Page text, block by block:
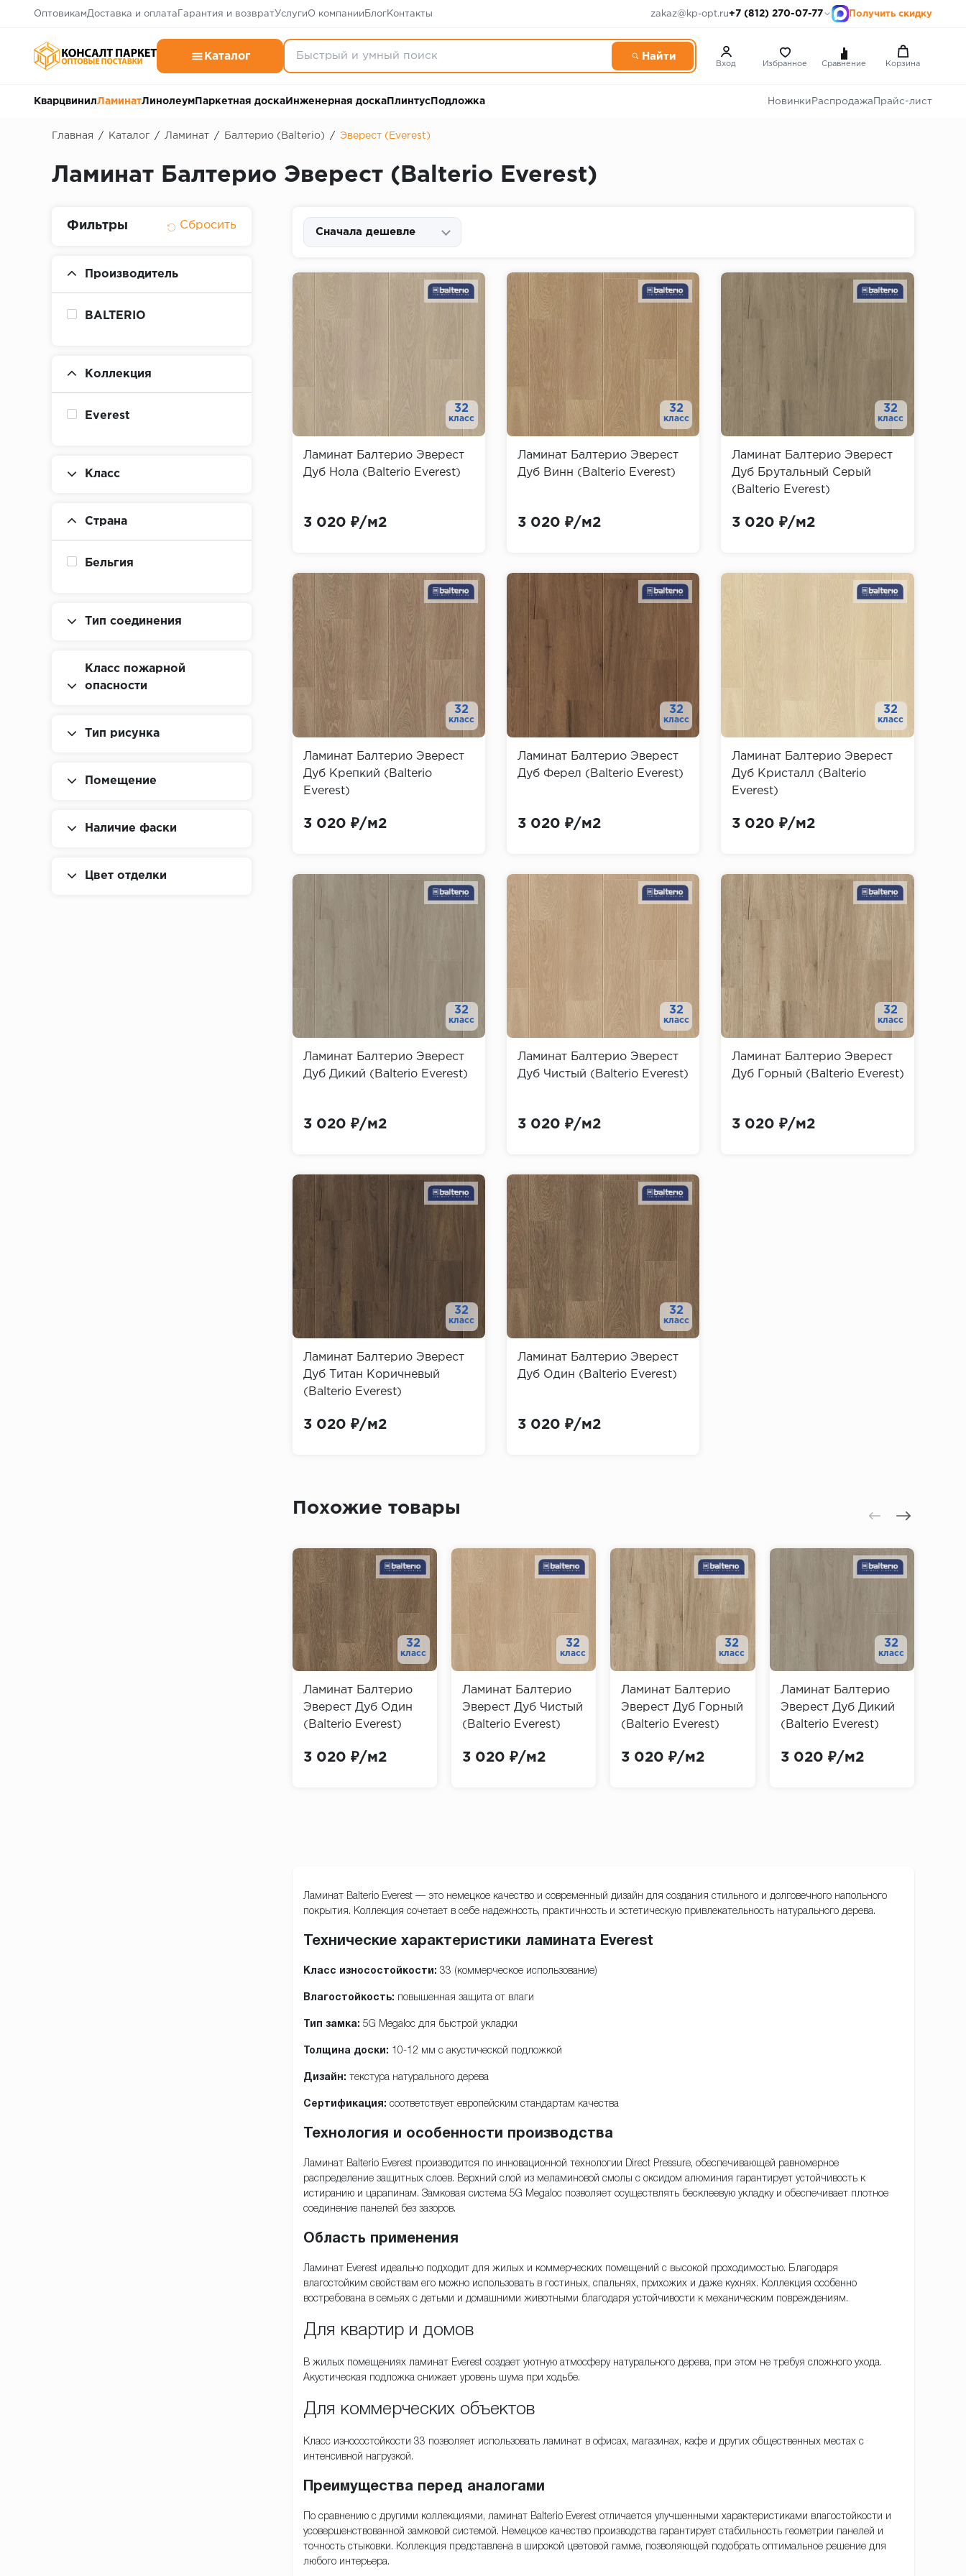
ОптовикамДоставка и оплата Гарантия и возвратУслугиО компании БлогКонтакты zakaz@kp-opt.ru+7 (812) 270-07-77 Получить скидку
Каталог
Вход Избранное Сравнение Корзина
КварцвинилЛаминатЛинолеум Паркетная доска Инженерная доска Плинтус Подложка Новинки Распродажа Прайс-лист
Главная / Каталог / Ламинат / Балтерио (Balterio) / Эверест (Everest)
Ламинат Балтерио Эверест (Balterio Everest)
Фильтры
Производитель
BALTERIO
Коллекция
Everest
Класс
Страна
Бельгия
Тип соединения
Класс пожарной
опасности
Тип рисунка
Помещение
Наличие фаски
Цвет отделки
Сначала дешевле
32
класс
Ламинат Балтерио Эверест
Дуб Нола (Balterio Everest)
3 020 ₽/м2
32
класс
Ламинат Балтерио Эверест
Дуб Винн (Balterio Everest)
3 020 ₽/м2
32
класс
Ламинат Балтерио Эверест
Дуб Брутальный Серый
(Balterio Everest)
3 020 ₽/м2
32
класс
Ламинат Балтерио Эверест
Дуб Крепкий (Balterio
Everest)
3 020 ₽/м2
32
класс
Ламинат Балтерио Эверест
Дуб Ферел (Balterio Everest)
3 020 ₽/м2
32
класс
Ламинат Балтерио Эверест
Дуб Кристалл (Balterio
Everest)
3 020 ₽/м2
32
класс
Ламинат Балтерио Эверест
Дуб Дикий (Balterio Everest)
3 020 ₽/м2
32
класс
Ламинат Балтерио Эверест
Дуб Чистый (Balterio Everest)
3 020 ₽/м2
32
класс
Ламинат Балтерио Эверест
Дуб Горный (Balterio Everest)
3 020 ₽/м2
32
класс
Ламинат Балтерио Эверест
Дуб Титан Коричневый
(Balterio Everest)
3 020 ₽/м2
32
класс
Ламинат Балтерио Эверест
Дуб Один (Balterio Everest)
3 020 ₽/м2
Похожие товары
32
класс
Ламинат Балтерио
Эверест Дуб Один
(Balterio Everest)
3 020 ₽/м2
32
класс
Ламинат Балтерио
Эверест Дуб Чистый
(Balterio Everest)
3 020 ₽/м2
32
класс
Ламинат Балтерио
Эверест Дуб Горный
(Balterio Everest)
3 020 ₽/м2
32
класс
Ламинат Балтерио
Эверест Дуб Дикий
(Balterio Everest)
3 020 ₽/м2
Ламинат Balterio Everest — это немецкое качество и современный дизайн для создания стильного и долговечного напольного
покрытия. Коллекция сочетает в себе надежность, практичность и эстетическую привлекательность натурального дерева.
Технические характеристики ламината Everest
Класс износостойкости: 33 (коммерческое использование)
Влагостойкость: повышенная защита от влаги
Тип замка: 5G Megaloc для быстрой укладки
Толщина доски: 10-12 мм с акустической подложкой
Дизайн: текстура натурального дерева
Сертификация: соответствует европейским стандартам качества
Технология и особенности производства
Ламинат Balterio Everest производится по инновационной технологии Direct Pressure, обеспечивающей равномерное
распределение защитных слоев. Верхний слой из меламиновой смолы с оксидом алюминия гарантирует устойчивость к
истиранию и царапинам. Замковая система 5G Megaloc позволяет осуществлять бесклеевую укладку и обеспечивает плотное
соединение панелей без зазоров.
Область применения
Ламинат Everest идеально подходит для жилых и коммерческих помещений с высокой проходимостью. Благодаря
влагостойким свойствам его можно использовать в гостиных, спальнях, прихожих и даже кухнях. Коллекция особенно
востребована в семьях с детьми и домашними животными благодаря устойчивости к механическим повреждениям.
Для квартир и домов
В жилых помещениях ламинат Everest создает уютную атмосферу натурального дерева, при этом не требуя сложного ухода.
Акустическая подложка снижает уровень шума при ходьбе.
Для коммерческих объектов
Класс износостойкости 33 позволяет использовать ламинат в офисах, магазинах, кафе и других общественных местах с
интенсивной нагрузкой.
Преимущества перед аналогами
По сравнению с другими коллекциями, ламинат Balterio Everest отличается улучшенными характеристиками влагостойкости и
усовершенствованной замковой системой. Немецкое качество производства гарантирует стабильность геометрии панелей и
точность стыковки. Коллекция представлена в широкой цветовой гамме, позволяющей подобрать оптимальное решение для
любого интерьера.